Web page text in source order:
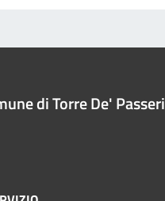
di Torre De' Passeri